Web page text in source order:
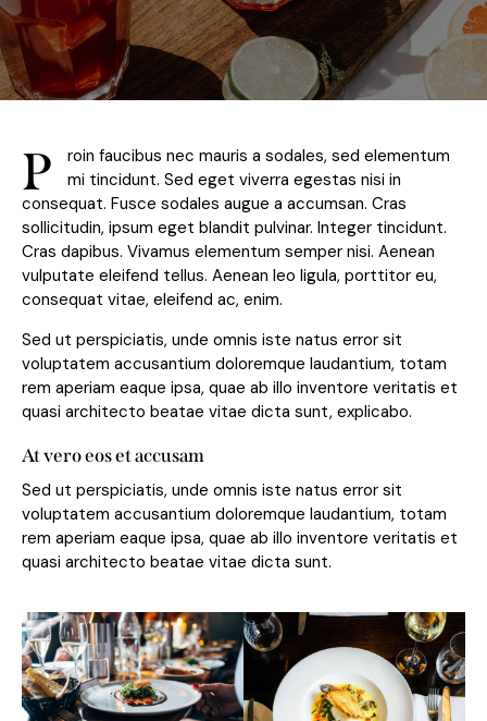
P
roin faucibus nec mauris a sodales, sed elementum
mi tincidunt. Sed eget viverra egestas nisi in
consequat. Fusce sodales augue a accumsan. Cras
sollicitudin, ipsum eget blandit pulvinar. Integer tincidunt.
Cras dapibus. Vivamus elementum semper nisi. Aenean
vulputate eleifend tellus. Aenean leo ligula, porttitor eu,
consequat vitae, eleifend ac, enim.
Sed ut perspiciatis, unde omnis iste natus error sit
voluptatem accusantium doloremque laudantium, totam
rem aperiam eaque ipsa, quae ab illo inventore veritatis et
quasi architecto beatae vitae dicta sunt, explicabo.
At vero eos et accusam
Sed ut perspiciatis, unde omnis iste natus error sit
voluptatem accusantium doloremque laudantium, totam
rem aperiam eaque ipsa, quae ab illo inventore veritatis et
quasi architecto beatae vitae dicta sunt.